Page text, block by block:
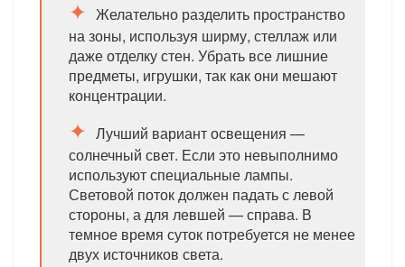
Желательно разделить пространство
на зоны, используя ширму, стеллаж или
даже отделку стен. Убрать все лишние
предметы, игрушки, так как они мешают
концентрации.
Лучший вариант освещения —
солнечный свет. Если это невыполнимо
используют специальные лампы.
Световой поток должен падать с левой
стороны, а для левшей — справа. В
темное время суток потребуется не менее
двух источников света.